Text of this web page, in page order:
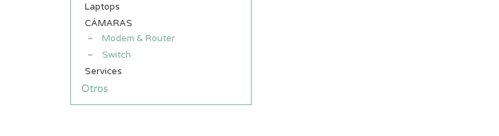
Laptops
CÁMARAS
Modem & Router
Switch
Services
Otros